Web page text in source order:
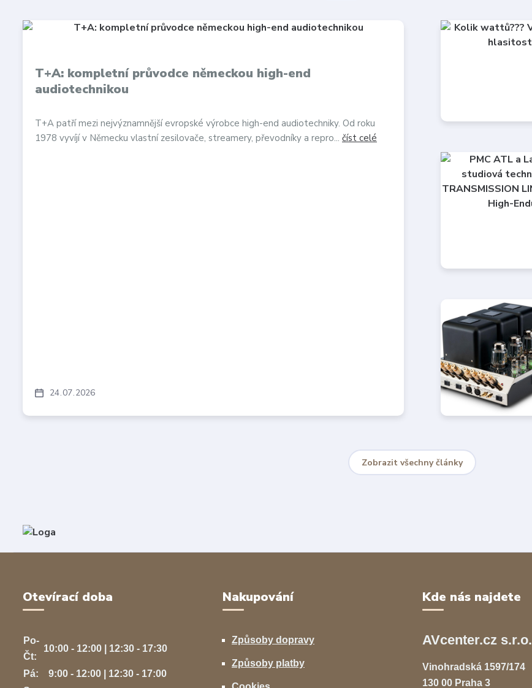
24 07 2026
T+A: kompletní průvodce německou high-end
audiotechnikou
T+A patří mezi nejvýznamnější evropské výrobce high-end audiotechniky. Od roku
1978 vyvíjí v Německu vlastní zesilovače, streamery, převodníky a repro... číst celé
Zobrazit všechny články
Otevírací doba
Po-
Čt:
10:00 - 12:00 | 12:30 - 17:30
Pá:
9:00 - 12:00 | 12:30 - 17:00
Nakupování
Způsoby dopravy
Způsoby platby
Kde nás najdete
AVcenter.cz s.r.o.
Vinohradská 1597/174
130 00 Praha 3